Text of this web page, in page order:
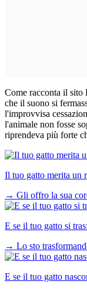
Come racconta il sito
che il suono si
l'improvvisa
l'animale non fosse
riprendeva più forte
Il tuo gatto merita un
→ Gli offro la sua
E se il tuo gatto si
→ Lo sto
E se il tuo gatto